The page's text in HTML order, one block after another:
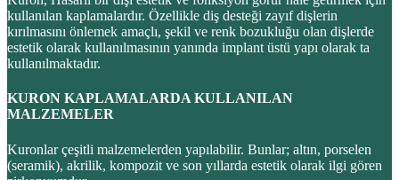
kullanılan kaplamalardır. Özellikle diş desteği zayıf dişlerin
kırılmasını önlemek amaçlı, şekil ve renk bozukluğu olan dişlerde
estetik olarak kullanılmasının yanında implant üstü yapı olarak ta
kullanılmaktadır.
KURON KAPLAMALARDA KULLANILAN
MALZEMELER
Kuronlar çeşitli malzemelerden yapılabilir. Bunlar; altın, porselen
(seramik), akrilik, kompozit ve son yıllarda estetik olarak ilgi gören